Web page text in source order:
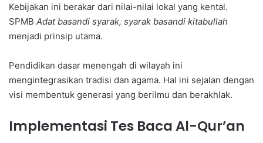
Kebijakan ini berakar dari nilai-nilai lokal yang kental.
SPMB Adat basandi syarak, syarak basandi kitabullah
menjadi prinsip utama.
Pendidikan dasar menengah di wilayah ini
mengintegrasikan tradisi dan agama. Hal ini sejalan dengan
visi membentuk generasi yang berilmu dan berakhlak.
Implementasi Tes Baca Al-Qur’an